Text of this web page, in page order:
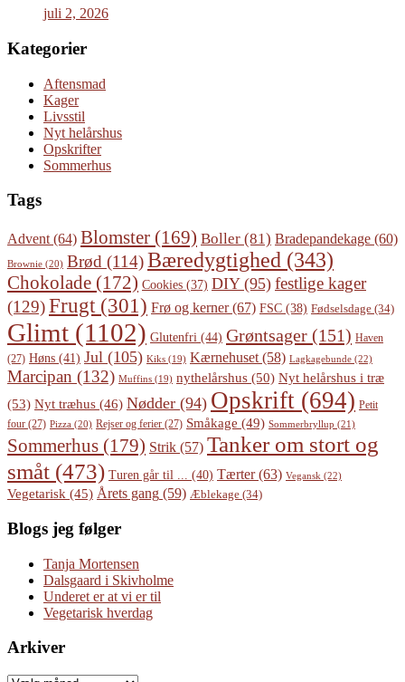
juli 2, 2026
Kategorier
Aftensmad
Kager
Livsstil
Nyt helårshus
Opskrifter
Sommerhus
Tags
Advent (64) Blomster (169) Boller (81) Bradepandekage (60)
Brownie (20) Brød (114)Bæredygtighed (343)
Chokolade (172) Cookies (37) DIY(95) festlige kager
(129)Frugt (301) Frø og kerner(67) FSC (38) Fødselsdage (34)
Glimt (1102) Glutenfri (44) Grøntsager (151) Haven
(27) Høns (41) Jul (105) Kiks (19) Kærnehuset (58) Lagkagebunde (22)
Marcipan (132) Muffins (19) nythelårshus (50) Nyt helårshus i træ
(53) Nyt træhus (46) Nødder (94) Opskrift (694) Petit
four (27) Pizza (20) Rejser og ferier (27) Småkage (49) Sommerbryllup (21)
Sommerhus (179) Strik (57) Tanker om stort og
småt (473) Turen går til ... (40) Tærter(63) Vegansk (22)
Vegetarisk (45) Årets gang (59) Æblekage (34)
Blogs jeg følger
Tanja Mortensen
Dalsgaard i Skivholme
Underet er at vi er til
Vegetarisk hverdag
Arkiver